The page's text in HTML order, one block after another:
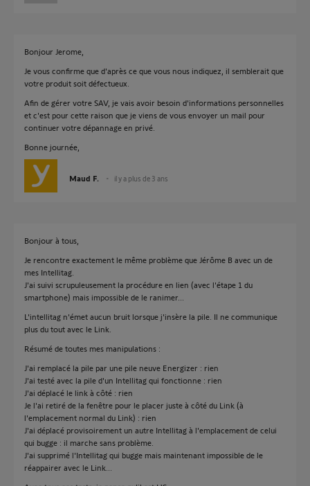
Bonjour Jerome,
Je vous confirme que d'après ce que vous nous indiquez, il semblerait que
votre produit soit défectueux.
Afin de gérer votre SAV, je vais avoir besoin d'informations personnelles
et c'est pour cette raison que je viens de vous envoyer un mail pour
continuer votre dépannage en privé.
Bonne journée,
Maud F. il y a plus de 3 ans
Bonjour à tous,
Je rencontre exactement le même problème que Jérôme B avec un de
mes Intellitag.
J'ai suivi scrupuleusement la procédure en lien (avec l'étape 1 du
smartphone) mais impossible de le ranimer...
L'intellitag n'émet aucun bruit lorsque j'insère la pile. Il ne communique
plus du tout avec le Link.
Résumé de toutes mes manipulations :
J'ai remplacé la pile par une pile neuve Energizer : rien
J'ai testé avec la pile d'un Intellitag qui fonctionne : rien
J'ai déplacé le link à côté : rien
Je l'ai retiré de la fenêtre pour le placer juste à côté du Link (à
l'emplacement normal du Link) : rien
J'ai déplacé provisoirement un autre Intellitag à l'emplacement de celui
qui bugge : il marche sans problème.
J'ai supprimé l'Intellitag qui bugge mais maintenant impossible de le
réappairer avec le Link...